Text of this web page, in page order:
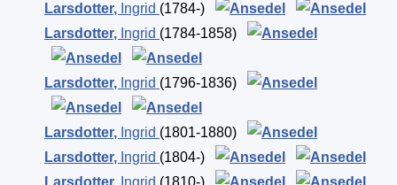
Larsdotter, Ingrid (1784-)
Larsdotter, Ingrid (1784-1858)
Larsdotter, Ingrid (1796-1836)
Larsdotter, Ingrid (1801-1880)
Larsdotter, Ingrid (1804-)
Larsdotter, Ingrid (1810-)